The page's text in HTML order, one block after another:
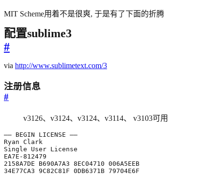
MIT Scheme用着不是很爽, 于是有了下面的折腾
配置sublime3
#
via http://www.sublimetext.com/3
注册信息
#
v3126、v3124、v3124、v3114、 v3103可用